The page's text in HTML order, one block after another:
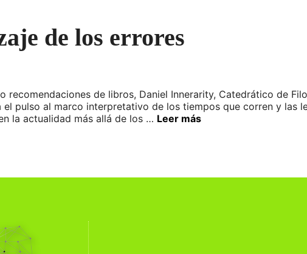
de los errores
recomendaciones de libros, Daniel Innerarity, Catedrático de
pulso al marco interpretativo de los tiempos que corren y las
la actualidad más allá de los … Leer más